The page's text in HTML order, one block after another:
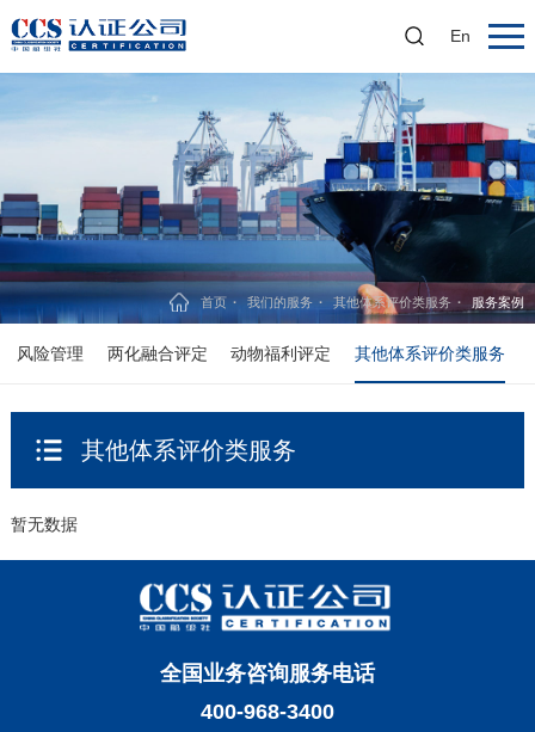
En
首页 我们的服务 其他体系评价类服务 服务案例
风险管理 两化融合评定 动物福利评定 其他体系评价类服务
其他体系评价类服务
暂无数据
全国业务咨询服务电话
400-968-3400